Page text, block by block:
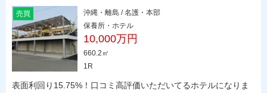
売買
沖縄・離島 / 名護・本部
保養所・ホテル
10,000万円
660.2㎡
1R
表面利回り15.75%！口コミ高評価いただいてるホテルになりま